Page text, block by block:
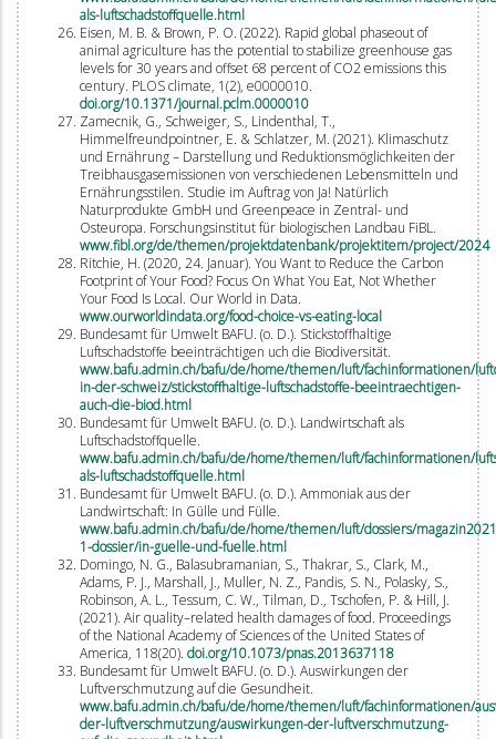
als-luftschadstoffquelle.html
Eisen, M. B. & Brown, P. O. (2022). Rapid global phaseout of
animal agriculture has the potential to stabilize greenhouse gas
levels for 30 years and offset 68 percent of CO2 emissions this
century. PLOS climate, 1(2), e0000010.
doi.org/10.1371/journal.pclm.0000010
Zamecnik, G., Schweiger, S., Lindenthal, T.,
Himmelfreundpointner, E. & Schlatzer, M. (2021). Klimaschutz
und Ernährung – Darstellung und Reduktionsmöglichkeiten der
Treibhausgasemissionen von verschiedenen Lebensmitteln und
Ernährungsstilen. Studie im Auftrag von Ja! Natürlich
Naturprodukte GmbH und Greenpeace in Zentral- und
Osteuropa. Forschungsinstitut für biologischen Landbau FiBL.
www.fibl.org/de/themen/projektdatenbank/projektitem/project/2024
Ritchie, H. (2020, 24. Januar). You Want to Reduce the Carbon
Footprint of Your Food? Focus On What You Eat, Not Whether
Your Food Is Local. Our World in Data.
www.ourworldindata.org/food-choice-vs-eating-local
Bundesamt für Umwelt BAFU. (o. D.). Stickstoffhaltige
Luftschadstoffe beeinträchtigen uch die Biodiversität.
www.bafu.admin.ch/bafu/de/home/themen/luft/fachinformationen/
in-der-schweiz/stickstoffhaltige-luftschadstoffe-beeintraechtigen-
auch-die-biod.html
Bundesamt für Umwelt BAFU. (o. D.). Landwirtschaft als
Luftschadstoffquelle.
www.bafu.admin.ch/bafu/de/home/themen/luft/fachinformationen/
als-luftschadstoffquelle.html
Bundesamt für Umwelt BAFU. (o. D.). Ammoniak aus der
Landwirtschaft: In Gülle und Fülle.
www.bafu.admin.ch/bafu/de/home/themen/luft/dossiers/
1-dossier/in-guelle-und-fuelle.html
Domingo, N. G., Balasubramanian, S., Thakrar, S., Clark, M.,
Adams, P. J., Marshall, J., Muller, N. Z., Pandis, S. N., Polasky, S.,
Robinson, A. L., Tessum, C. W., Tilman, D., Tschofen, P. & Hill, J.
(2021). Air quality–related health damages of food. Proceedings
of the National Academy of Sciences of the United States of
America, 118(20). doi.org/10.1073/pnas.2013637118
Bundesamt für Umwelt BAFU. (o. D.). Auswirkungen der
Luftverschmutzung auf die Gesundheit.
www.bafu.admin.ch/bafu/de/home/themen/luft/fachinformationen/
der-luftverschmutzung/auswirkungen-der-luftverschmutzung-